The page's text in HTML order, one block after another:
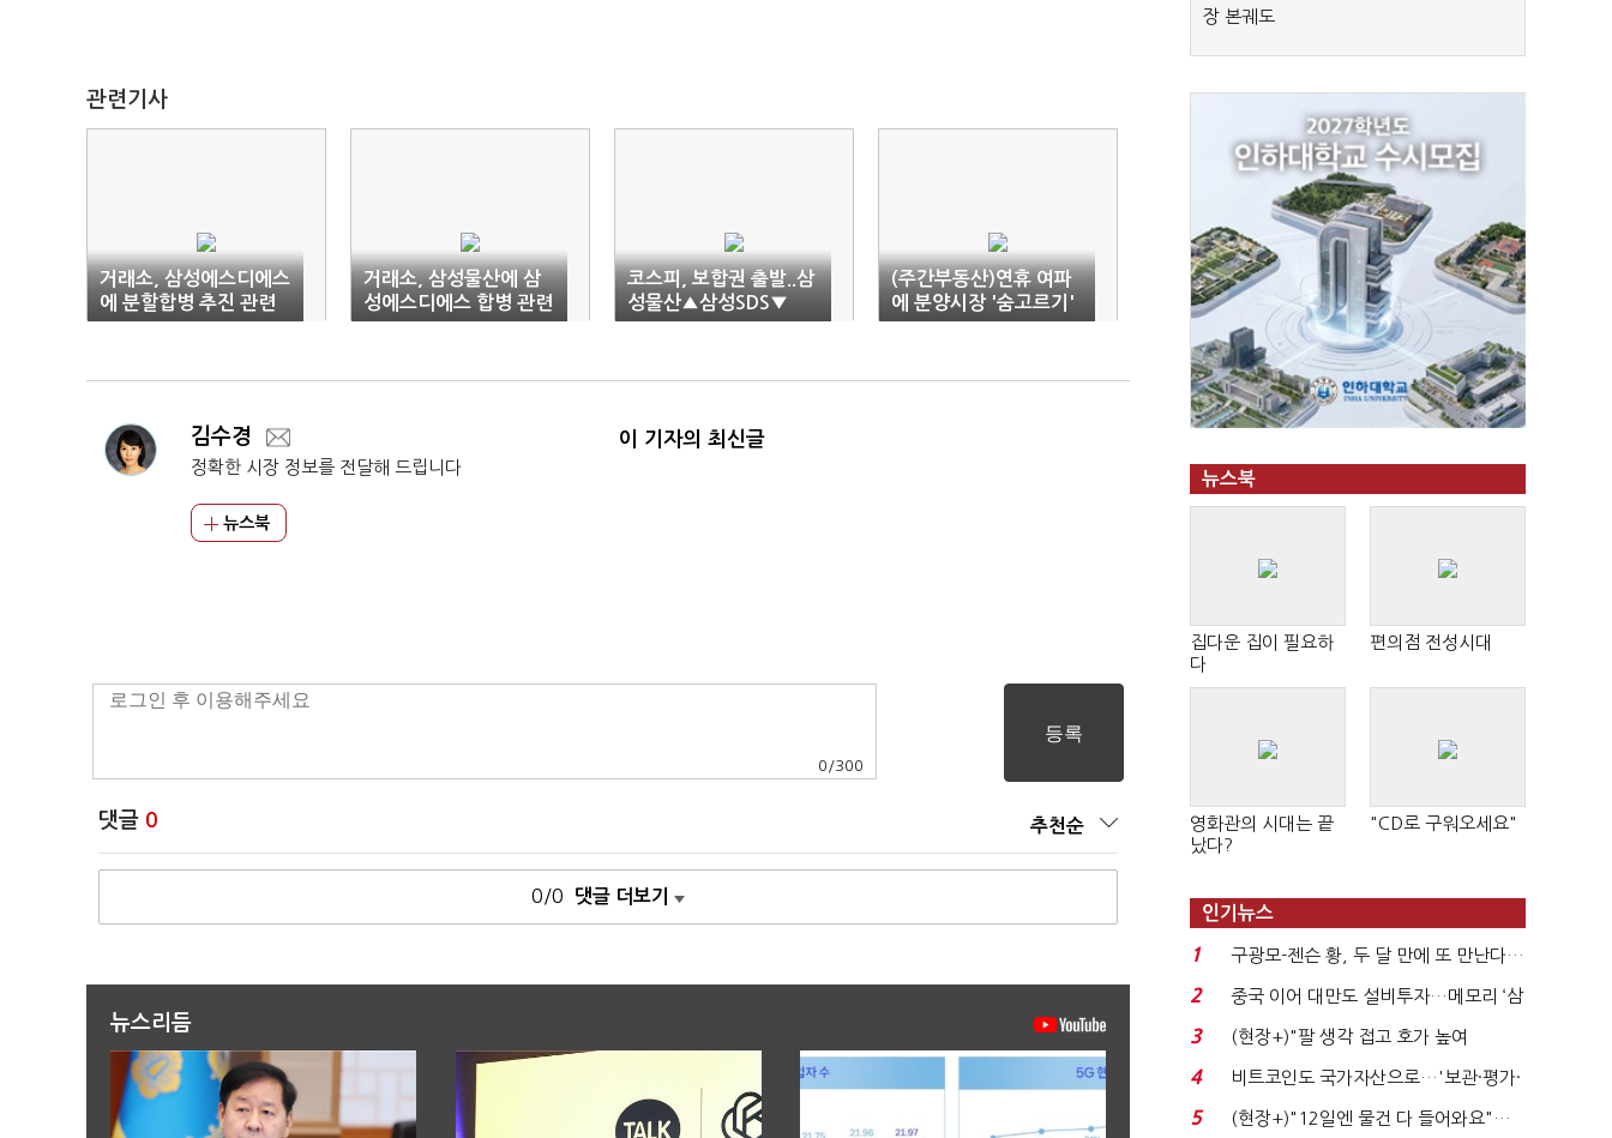
관련기사
거래소, 삼성에스디에스
에 분할합병 추진 관련
조회공시 요구
거래소, 삼성물산에 삼
성에스디에스 합병 관련
조회공시 요구
코스피, 보합권 출발..삼
성물산▲삼성SDS▼
(주간부동산)연휴 여파
에 분양시장 '숨고르기'
김수경
정확한 시장 정보를 전달해 드립니다
뉴스북
이 기자의 최신글
0 /300
댓글 0 추천순
0/0 댓글 더보기
뉴스리듬
장 본궤도
뉴스북
집다운 집이 필요하
다
편의점 전성시대
영화관의 시대는 끝
났다?
"CD로 구워오세요"
인기뉴스
1
구광모-젠슨 황, 두 달 만에 또 만난다…
로봇·AI 등 논...
2
중국 이어 대만도 설비투자…메모리 ‘삼
국전쟁’
3
(현장+)"팔 생각 접고 호가 높여
요"…'덜 똘똘한 한 채' 20...
4
비트코인도 국가자산으로…'보관·평가·
처분' 기준은 ...
5
(현장+)"12일엔 물건 다 들어와요"…